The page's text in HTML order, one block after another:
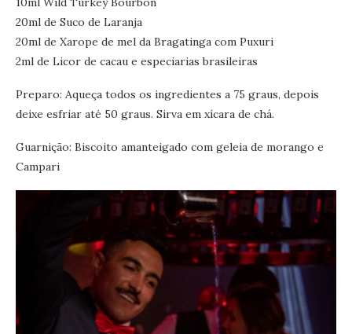
20ml de Suco de Laranja
20ml de Xarope de mel da Bragatinga com Puxuri
2ml de Licor de cacau e especiarias brasileiras
Preparo: Aqueça todos os ingredientes a 75 graus, depois
deixe esfriar até 50 graus. Sirva em xícara de chá.
Guarnição: Biscoito amanteigado com geleia de morango e
Campari